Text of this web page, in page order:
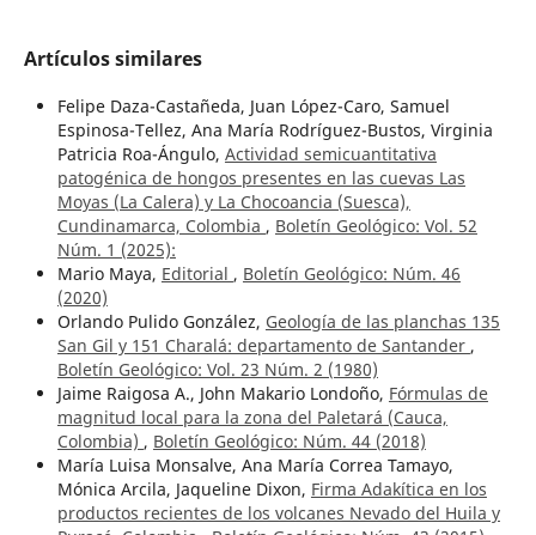
Artículos similares
Felipe Daza-Castañeda, Juan López-Caro, Samuel
Espinosa-Tellez, Ana María Rodríguez-Bustos, Virginia
Patricia Roa-Ángulo, Actividad semicuantitativa
patogénica de hongos presentes en las cuevas Las
Moyas (La Calera) y La Chocoancia (Suesca),
Cundinamarca, Colombia , Boletín Geológico: Vol. 52
Núm. 1 (2025):
Mario Maya, Editorial , Boletín Geológico: Núm. 46
(2020)
Orlando Pulido González, Geología de las planchas 135
San Gil y 151 Charalá: departamento de Santander ,
Boletín Geológico: Vol. 23 Núm. 2 (1980)
Jaime Raigosa A., John Makario Londoño, Fórmulas de
magnitud local para la zona del Paletará (Cauca,
Colombia) , Boletín Geológico: Núm. 44 (2018)
María Luisa Monsalve, Ana María Correa Tamayo,
Mónica Arcila, Jaqueline Dixon, Firma Adakítica en los
productos recientes de los volcanes Nevado del Huila y